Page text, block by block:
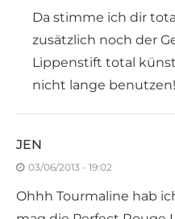
Da stimme ich dir
zusätzlich noch der
Lippenstift total
nicht lange benutzen!
JEN
03/06/2013 - 19:02
Ohhh Tourmaline hab